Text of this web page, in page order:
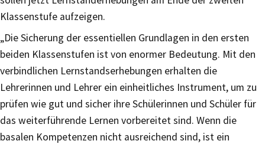
Klassenstufe aufzeigen.
„Die Sicherung der essentiellen Grundlagen in den ersten
beiden Klassenstufen ist von enormer Bedeutung. Mit den
verbindlichen Lernstandserhebungen erhalten die
Lehrerinnen und Lehrer ein einheitliches Instrument, um zu
prüfen wie gut und sicher ihre Schülerinnen und Schüler für
das weiterführende Lernen vorbereitet sind. Wenn die
basalen Kompetenzen nicht ausreichend sind, ist ein